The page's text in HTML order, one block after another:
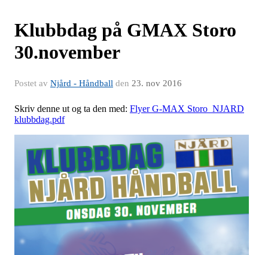
Klubbdag på GMAX Storo
30.november
Postet av Njård - Håndball den 23. nov 2016
Skriv denne ut og ta den med: Flyer G-MAX Storo_NJARD
klubbdag.pdf